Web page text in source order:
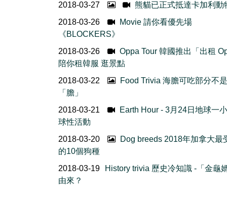
2018-03-27
熊貓已正式抵達卡加利動
2018-03-26
Movie 請你看優先場
《BLOCKERS》
2018-03-26
Oppa Tour 韓國推出「出租
陪你租韓服 逛景點
2018-03-22
Food Trivia 海膽可吃部分不是
「膽」
2018-03-21
Earth Hour - 3月24日地球一
球性活動
2018-03-20
Dog breeds 2018年加拿大最
的10個狗種
2018-03-19
History trivia 歷史冷知識 -「金龜
由來？